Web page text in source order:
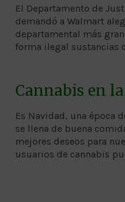
El Departamento de
demandó a Walmart
departamental más
forma ilegal sustancias
Cannabis en
Es Navidad, una época
se llena de buena
mejores deseos para
usuarios de cannabis